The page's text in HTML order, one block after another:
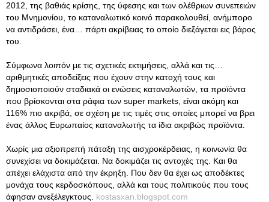
2012, της βαθιάς κρίσης, της ύφεσης και των ολέθριων συνεπειών
του Μνημονίου, το καταναλωτικό κοινό παρακολουθεί, ανήμπορο
να αντιδράσει, ένα… πάρτι ακρίβειας το οποίο διεξάγεται εις βάρος
του.
Σύμφωνα λοιπόν με τις σχετικές εκτιμήσεις, αλλά και τις…
αριθμητικές αποδείξεις που έχουν στην κατοχή τους και
δημοσιοποιούν σταδιακά οι ενώσεις καταναλωτών, τα προϊόντα
που βρίσκονται στα ράφια των super markets, είναι ακόμη και
116% πιο ακριβά, σε σχέση με τις τιμές στις οποίες μπορεί να βρει
ένας άλλος Ευρωπαίος καταναλωτής τα ίδια ακριβώς προϊόντα.
Χωρίς μια αξιοπρεπή πάταξη της αισχροκέρδειας, η κοινωνία θα
συνεχίσει να δοκιμάζεται. Να δοκιμάζει τις αντοχές της. Και θα
απέχει ελάχιστα από την έκρηξη. Που δεν θα έχει ως αποδέκτες
μονάχα τους κερδοσκόπους, αλλά και τους πολιτικούς που τους
άφησαν ανεξέλεγκτους. kostasxan.blogspot.com